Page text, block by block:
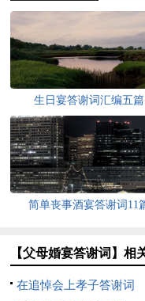
生日宴答谢词汇编五篇
简单丧事酒宴答谢词11
【父母婚宴答谢词】相
在追悼会上孝子答谢词